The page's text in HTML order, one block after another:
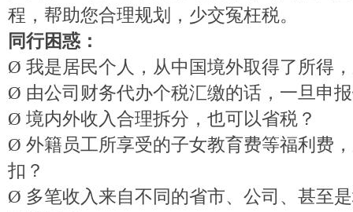
程，帮助您合理规划，少交冤枉税。
同行困惑：
Ø 我是居民个人，从中国境外取得了所得
Ø 由公司财务代办个税汇缴的话，一旦申
Ø 境内外收入合理拆分，也可以省税？
Ø 外籍员工所享受的子女教育费等福利费
扣？
Ø 多笔收入来自不同的省市、公司、甚至